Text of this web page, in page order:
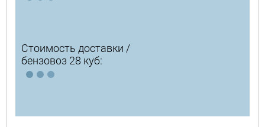
Стоимость доставки /
бензовоз 28 куб: